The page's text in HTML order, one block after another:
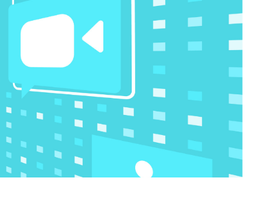
Malaysia
Norway
Poland
Romania